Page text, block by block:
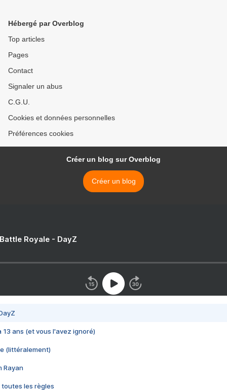
Hébergé par Overblog
Top articles
Pages
Contact
Signaler un abus
C.G.U.
Cookies et données personnelles
Préférences cookies
Créer un blog sur Overblog
Créer un blog
Royale - DayZ
13 ans (et vous l'avez ignoré)
(littéralement)
Rayan
toutes les règles